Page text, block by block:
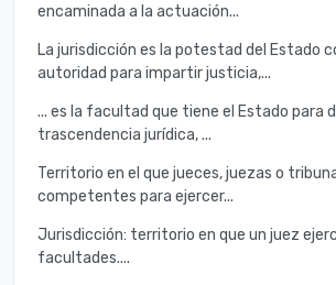
encaminada a la actuación...
La jurisdicción es la potestad del Estado
autoridad para impartir justicia,...
... es la facultad que tiene el Estado para
trascendencia jurídica, ...
Territorio en el que jueces, juezas o
competentes para ejercer...
Jurisdicción: territorio en que un juez
facultades....